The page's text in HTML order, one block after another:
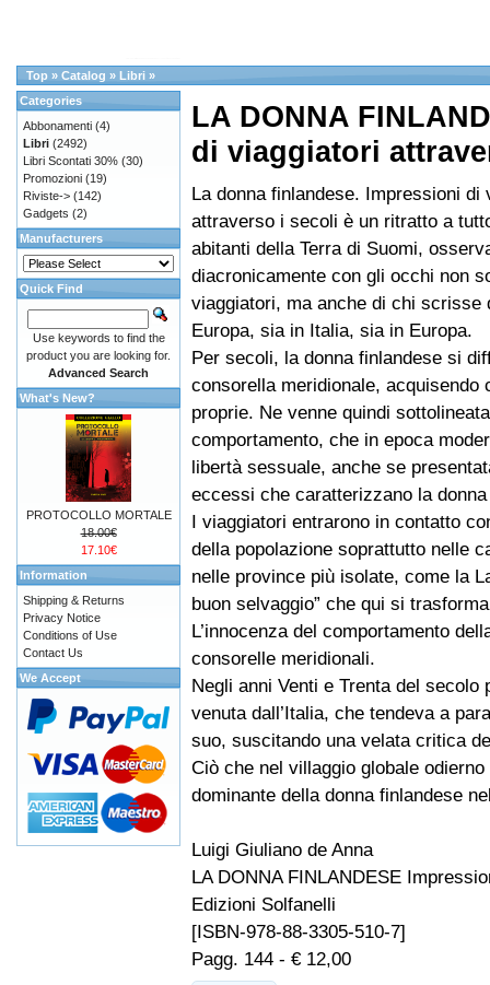
Top » Catalog » Libri »
LA DONNA
di viaggiatori
La donna finlandese. Impressioni di
attraverso i secoli è un ritratto a
abitanti della Terra di Suomi,
diacronicamente con gli occhi non
viaggiatori, ma anche di chi scrisse
Europa, sia in Italia, sia in Europa.
Per secoli, la donna finlandese si
consorella meridionale, acquisendo
proprie. Ne venne quindi
comportamento, che in epoca
libertà sessuale, anche se
eccessi che caratterizzano la
I viaggiatori entrarono in contatto
della popolazione soprattutto nelle
nelle province più isolate, come la
buon selvaggio” che qui si
L’innocenza del comportamento
consorelle meridionali.
Negli anni Venti e Trenta del secolo
venuta dall’Italia, che tendeva a
suo, suscitando una velata critica
Ciò che nel villaggio globale
dominante della donna finlandese
Luigi Giuliano de Anna
LA DONNA FINLANDESE
Edizioni Solfanelli
[ISBN-978-88-3305-510-7]
Pagg. 144 - € 12,00
Categories
Abbonamenti (4)
Libri (2492)
Libri Scontati 30% (30)
Promozioni (19)
Riviste-> (142)
Gadgets (2)
Manufacturers
Quick Find
Use keywords to find the
product you are looking for.
Advanced Search
What's New?
PROTOCOLLO MORTALE
18.00€
17.10€
Information
Shipping & Returns
Privacy Notice
Conditions of Use
Contact Us
We Accept